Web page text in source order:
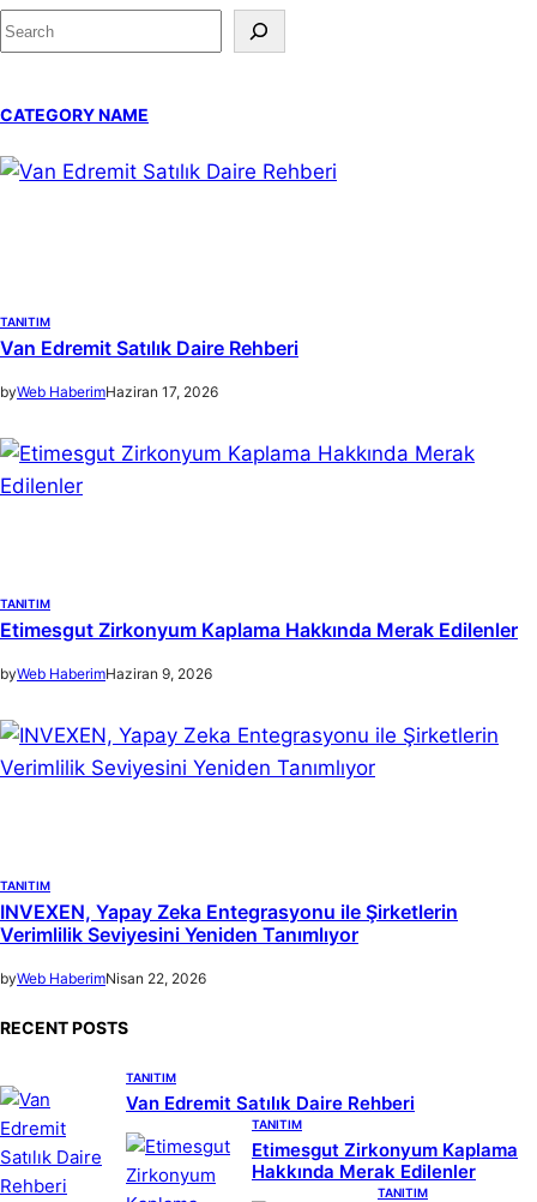
S
e
r
c
CATEGORY NAME
TANITIM
Van Edremit Satılık Daire Rehberi
byWeb HaberimHaziran 17, 2026
TANITIM
Etimesgut Zirkonyum Kaplama Hakkında Merak Edilenler
byWeb HaberimHaziran 9, 2026
TANITIM
INVEXEN, Yapay Zeka Entegrasyonu ile Şirketlerin
Verimlilik Seviyesini Yeniden Tanımlıyor
byWeb HaberimNisan 22, 2026
RECENT POSTS
TANITIM
Van Edremit Satılık Daire Rehberi
TANITIM
Etimesgut Zirkonyum Kaplama
Hakkında Merak Edilenler
TANITIM